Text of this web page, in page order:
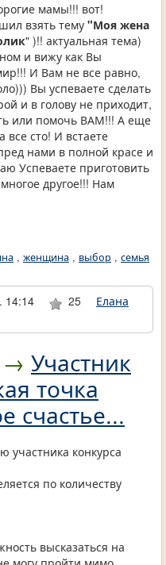
мамы!!! вот!
взять тему "Моя жена
" )!! актуальная тема)
и вижу как Вы
И Вам не все равно,
Вы успеваете сделать
и в голову не приходит,
или помочь ВАМ!!! А еще
все сто! И встаете
нами в полной красе и
Успеваете приготовить
другое!!! Нам
, женщина , выбор , семья
14:14 25
Елана
→ Участник
точка
счастье...
конкурса
по количеству
высказаться на